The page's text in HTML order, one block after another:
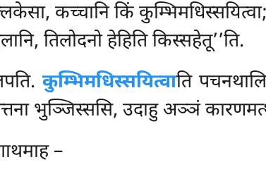
कच्चानि किं कुम्भिमधिस्सयित्वा;
तिलोदनो हेहिति किस्सहेतू’’ति.
कुम्भिमधिस्सयित्वाति
भुञ्जिस्ससि, उदाहु अञ्ञं
–